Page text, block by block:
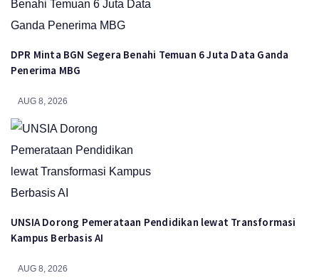
DPR Minta BGN Segera Benahi Temuan 6 Juta Data Ganda
Penerima MBG
AUG 8, 2026
UNSIA Dorong Pemerataan Pendidikan lewat Transformasi
Kampus Berbasis AI
AUG 8, 2026